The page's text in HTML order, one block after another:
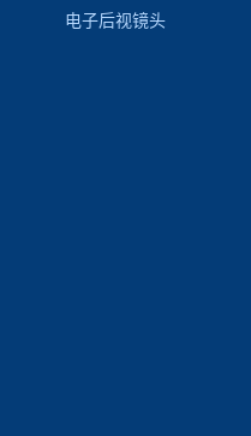
电子后视镜头